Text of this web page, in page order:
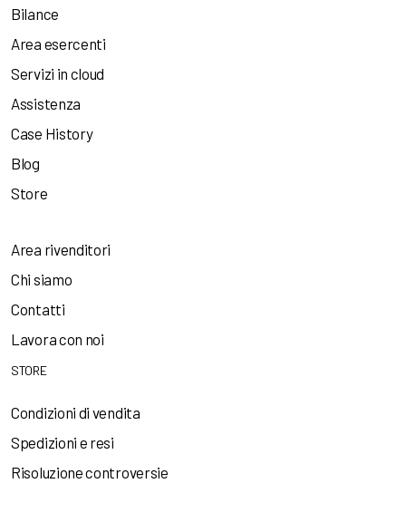
Bilance
Area esercenti
Servizi in cloud
Assistenza
Case History
Blog
Store
Area rivenditori
Chi siamo
Contatti
Lavora con noi
STORE
Condizioni di vendita
Spedizioni e resi
Risoluzione controversie